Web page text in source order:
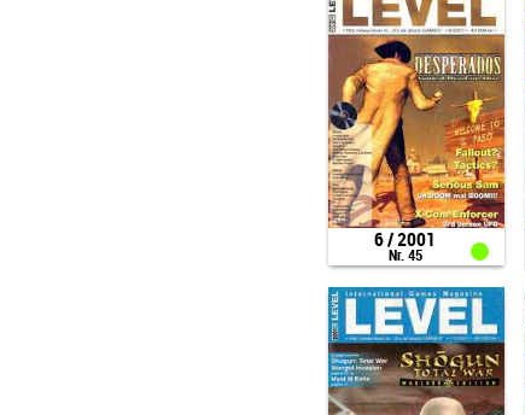
6 / 2001
Nr. 45